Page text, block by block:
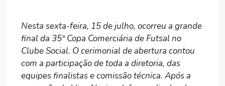
Nesta sexta-feira, 15 de julho, ocorreu a grande
final da 35ª Copa Comerciária de Futsal no
Clube Social. O cerimonial de abertura contou
com a participação de toda a diretoria, das
equipes finalistas e comissão técnica. Após a